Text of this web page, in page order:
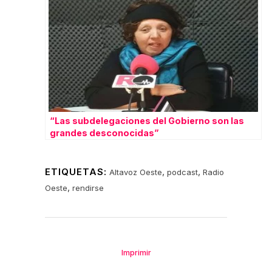
“Las subdelegaciones del Gobierno son las
grandes desconocidas”
ETIQUETAS: Altavoz Oeste, podcast, Radio
Oeste, rendirse
Imprimir